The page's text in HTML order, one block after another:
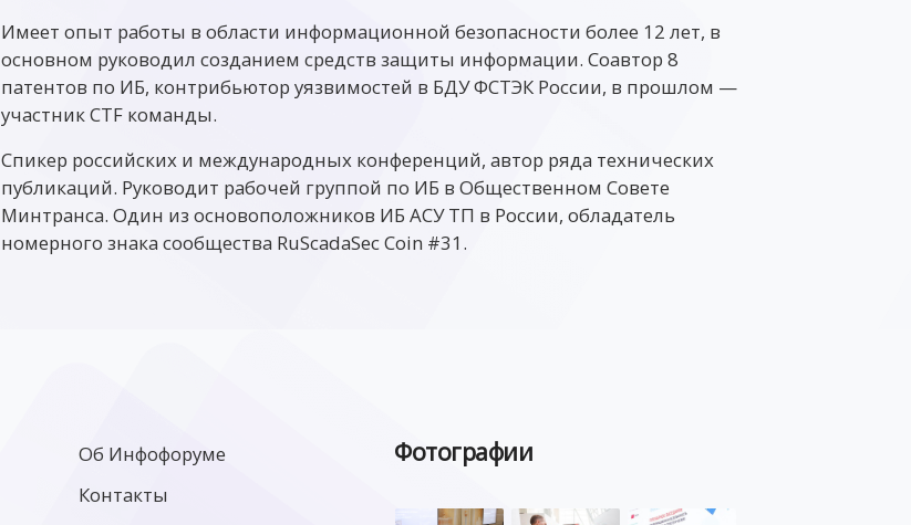
Имеет опыт работы в области информационной безопасности более 12 лет, в
основном руководил созданием средств защиты информации. Соавтор 8
патентов по ИБ, контрибьютор уязвимостей в БДУ ФСТЭК России, в прошлом —
участник CTF команды.
Спикер российских и международных конференций, автор ряда технических
публикаций. Руководит рабочей группой по ИБ в Общественном Совете
Минтранса. Один из основоположников ИБ АСУ ТП в России, обладатель
номерного знака сообщества RuScadaSec Coin #31.
Об Инфофоруме
Контакты
Фотографии